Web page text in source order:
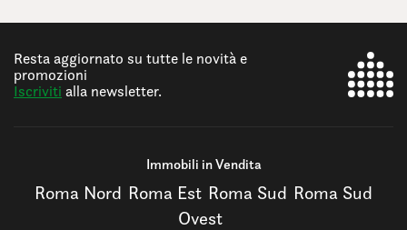
Resta aggiornato su tutte le novità e
promozioni
Iscriviti alla newsletter.
Immobili in Vendita
Roma Nord Roma Est Roma Sud Roma Sud
Ovest